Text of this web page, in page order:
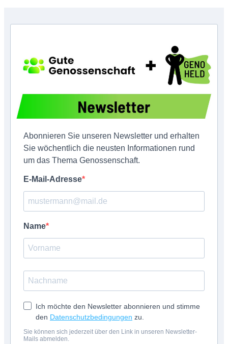
Abonnieren Sie unseren Newsletter und erhalten
Sie wöchentlich die neusten Informationen rund
um das Thema Genossenschaft.
E-Mail-Adresse
Name
Ich möchte den Newsletter abonnieren und stimme
den Datenschutzbedingungen zu.
Sie können sich jederzeit über den Link in unseren Newsletter-
Mails abmelden.